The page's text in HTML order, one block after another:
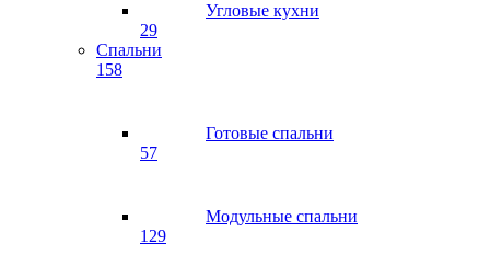
Угловые кухни
29
Спальни
158
Готовые спальни
57
Модульные спальни
129